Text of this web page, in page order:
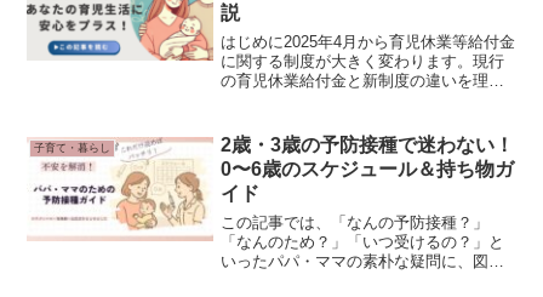
説
はじめに2025年4月から育児休業等給付金
に関する制度が大きく変わります。現行
の育児休業給付金と新制度の違いを理解
では、育児休業等給付金の概要から新制
度の詳細、申請手続...
子育て・暮らし
2歳・3歳の予防接種で迷わない！
0〜6歳のスケジュール＆持ち物ガ
イド
この記事では、「なんの予防接種？」
「なんのため？」「いつ受けるの？」と
いったパパ・ママの素朴な疑問に、図や